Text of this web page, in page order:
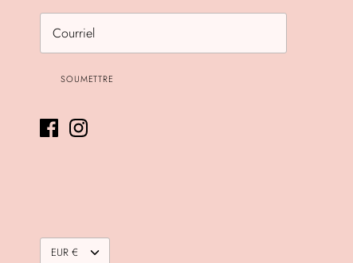
SOUMETTRE
DEVISE
EUR €